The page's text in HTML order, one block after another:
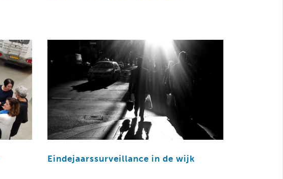
Eindejaarssurveillance in de wijk